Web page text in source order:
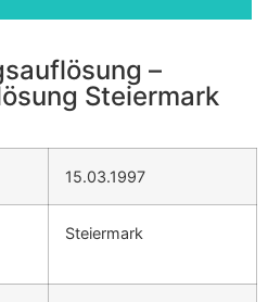
–
Steiermark
15.03.1997
Steiermark